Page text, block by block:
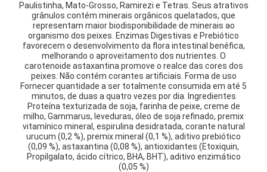
Paulistinha, Mato-Grosso, Ramirezi e Tetras. Seus atrativos
grânulos contém minerais orgânicos quelatados, que
representam maior biodisponibilidade de minerais ao
organismo dos peixes. Enzimas Digestivas e Prebiótico
favorecem o desenvolvimento da flora intestinal benéfica,
melhorando o aproveitamento dos nutrientes. O
carotenoide astaxantina promove o realce das cores dos
peixes. Não contém corantes artificiais. Forma de uso
Fornecer quantidade a ser totalmente consumida em até 5
minutos, de duas a quatro vezes por dia. Ingredientes
Proteína texturizada de soja, farinha de peixe, creme de
milho, Gammarus, leveduras, óleo de soja refinado, premix
vitamínico mineral, espirulina desidratada, corante natural
urucum (0,2 %), premix mineral (0,1 %), aditivo prebiótico
(0,09 %), astaxantina (0,08 %), antioxidantes (Etoxiquin,
Propilgalato, ácido cítrico, BHA, BHT), aditivo enzimático
(0,05 %)